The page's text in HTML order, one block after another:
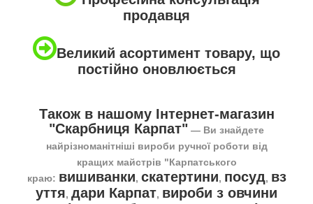
продавця
Великий асортимент товару, що
постійно оновлюється
Також в нашому Інтернет-магазин
"Скарбниця Карпат" ― Ви знайдете
найрізноманітніші вироби ручної роботи від
кращих майстрів "Карпатського
краю: вишиванки, скатертини, посуд, вз
уття, дари Карпат, вироби з овчини